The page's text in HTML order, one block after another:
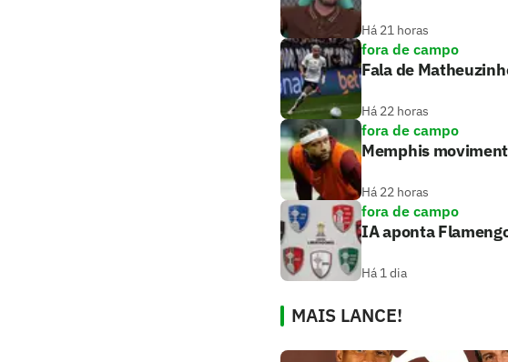
Há 21 horas
fora de campo
Fala de
Há 22 horas
fora de campo
Memphis
Há 22 horas
fora de campo
IA aponta
Há 1 dia
MAIS LANCE!